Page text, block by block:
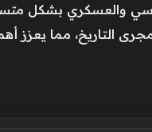
والعسكري بشكل
التاريخ، مما يعزز